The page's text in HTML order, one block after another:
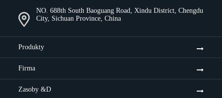
NO. 688th South Baoguang Road, Xindu District, Chengdu
City, Sichuan Province, China
Produkty
Firma
Zasoby &D